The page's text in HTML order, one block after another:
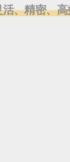
活、精密、